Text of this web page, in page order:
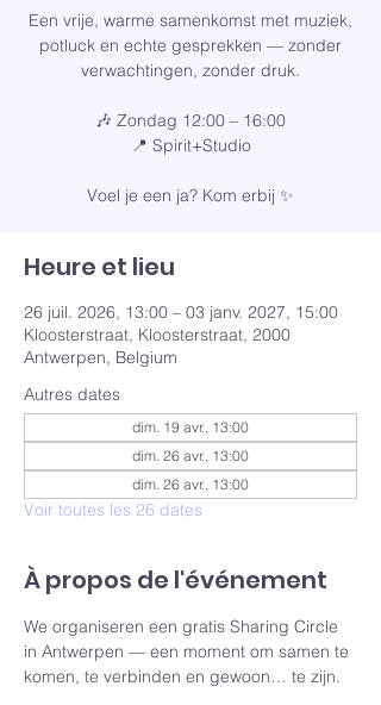
Een vrije, warme samenkomst met muziek,
potluck en echte gesprekken — zonder
verwachtingen, zonder druk.
🎶 Zondag 12:00 – 16:00
📍 Spirit+Studio
Voel je een ja? Kom erbij ✨
Heure et lieu
26 juil. 2026, 13:00 – 03 janv. 2027, 15:00
Kloosterstraat, Kloosterstraat, 2000
Antwerpen, Belgium
Autres dates
dim. 19 avr., 13:00
dim. 26 avr., 13:00
dim. 26 avr., 13:00
Voir toutes les 26 dates
À propos de l'événement
We organiseren een gratis Sharing Circle
in Antwerpen — een moment om samen te
komen, te verbinden en gewoon… te zijn.